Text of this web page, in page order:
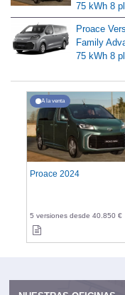
75 kWh 8
Proace
Family
75 kWh 8
A la venta
Proace 2024
5 versiones desde 40.850 €